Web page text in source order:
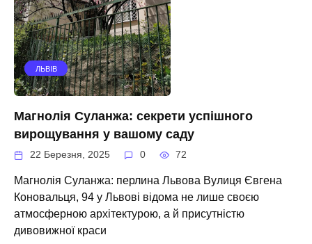
ЛЬВІВ
Магнолія Суланжа: секрети успішного
вирощування у вашому саду
22 Березня, 2025 0 72
Магнолія Суланжа: перлина Львова Вулиця Євгена
Коновальця, 94 у Львові відома не лише своєю
атмосферною архітектурою, а й присутністю
дивовижної краси